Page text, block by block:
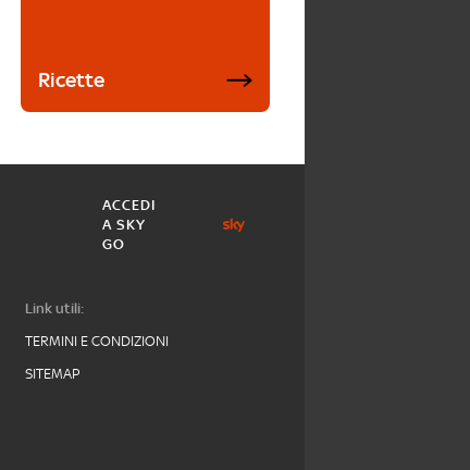
Ricette
ACCEDI
A SKY
GO
Link utili:
TERMINI E CONDIZIONI
SITEMAP